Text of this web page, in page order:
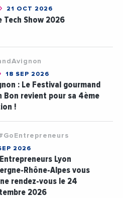
21 OCT 2026
Tech Show 2026
18 SEP 2026
: Le Festival gourmand
Bon revient pour sa 4ème
!
2026
Lyon
Rhône-Alpes vous
rendez-vous le 24
2026